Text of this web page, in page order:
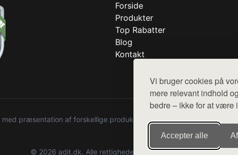
Vi bruger cookies på
mere relevant indhold
bedre – ikke for at være
Accepter alle
Forside
Produkter
Top Rabatter
Blog
Kontakt
præsentation af forskellige produkter fra diverse webshops. Der
© 2026 adit.dk. Alle rettigheder forbeholdes.